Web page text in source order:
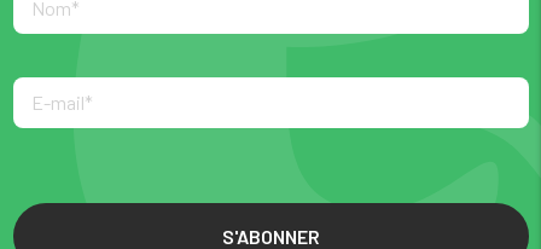
S'ABONNER